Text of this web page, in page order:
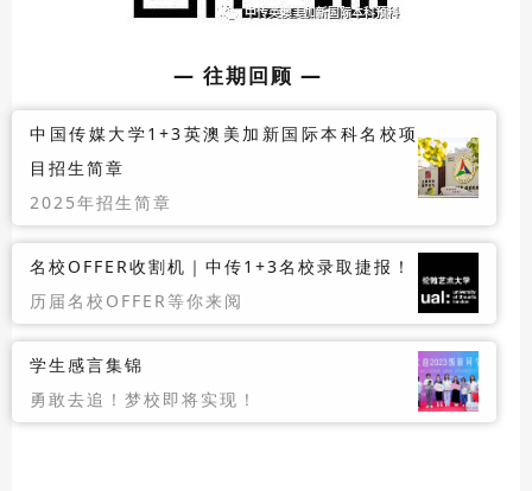
— 往期回顾 —
中国传媒大学1+3英澳美加新国际本科名校项
目招生简章
2025年招生简章
名校OFFER收割机｜中传1+3名校录取捷报！
历届名校OFFER等你来阅
学生感言集锦
勇敢去追！梦校即将实现！